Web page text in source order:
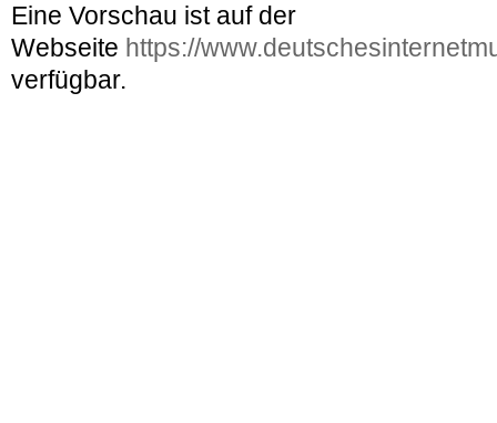
Eine Vorschau ist auf der
Webseite https://
verfügbar.